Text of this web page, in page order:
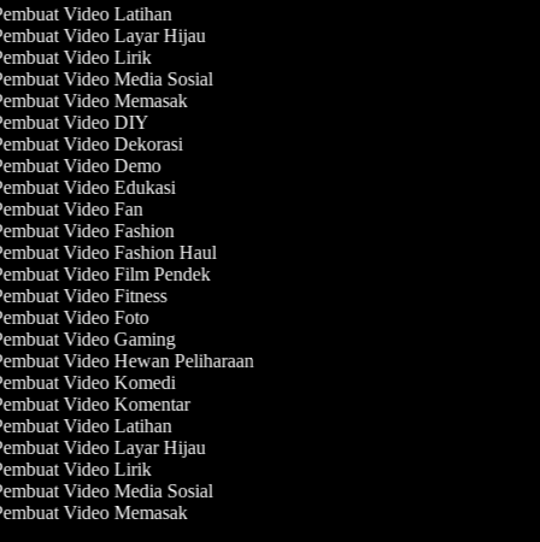
Video Latihan
Video Layar Hijau
Video Lirik
Video Media Sosial
Video Memasak
Video DIY
Video Dekorasi
Video Demo
Video Edukasi
Video Fan
Video Fashion
Video Fashion Haul
Video Film Pendek
Video Fitness
Video Foto
Video Gaming
Video Hewan Peliharaan
Video Komedi
Video Komentar
Video Latihan
Video Layar Hijau
Video Lirik
Video Media Sosial
Video Memasak